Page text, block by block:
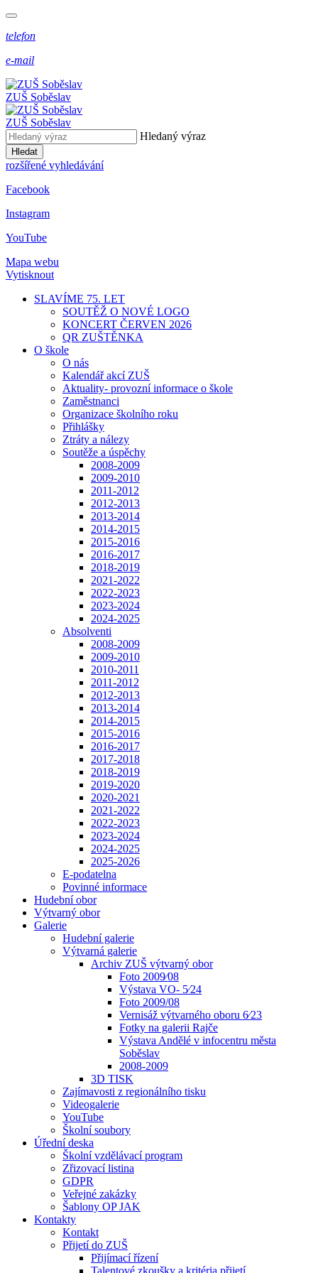
telefon
e-mail
ZUŠ Soběslav
ZUŠ Soběslav
Hledaný výraz
Hledat
rozšířené vyhledávání
Facebook
Instagram
YouTube
Mapa webu
Vytisknout
SLAVÍME 75. LET
SOUTĚŽ O NOVÉ LOGO
KONCERT ČERVEN 2026
QR ZUŠTĚNKA
O škole
O nás
Kalendář akcí ZUŠ
Aktuality- provozní informace o škole
Zaměstnanci
Organizace školního roku
Přihlášky
Ztráty a nálezy
Soutěže a úspěchy
2008-2009
2009-2010
2011-2012
2012-2013
2013-2014
2014-2015
2015-2016
2016-2017
2018-2019
2021-2022
2022-2023
2023-2024
2024-2025
Absolventi
2008-2009
2009-2010
2010-2011
2011-2012
2012-2013
2013-2014
2014-2015
2015-2016
2016-2017
2017-2018
2018-2019
2019-2020
2020-2021
2021-2022
2022-2023
2023-2024
2024-2025
2025-2026
E-podatelna
Povinné informace
Hudební obor
Výtvarný obor
Galerie
Hudební galerie
Výtvarná galerie
Archiv ZUŠ výtvarný obor
Foto 2009⁄08
Výstava VO- 5⁄24
Foto 2009/08
Vernisáž výtvarného oboru 6⁄23
Fotky na galerii Rajče
Výstava Andělé v infocentru města
Soběslav
2008-2009
3D TISK
Zajímavosti z regionálního tisku
Videogalerie
YouTube
Školní soubory
Úřední deska
Školní vzdělávací program
Zřizovací listina
GDPR
Veřejné zakázky
Šablony OP JAK
Kontakty
Kontakt
Přijetí do ZUŠ
Přijímací řízení
Talentové zkoušky a kritéria přijetí